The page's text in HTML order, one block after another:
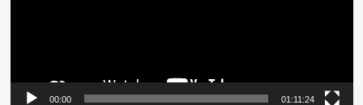
00:00 01:11:24